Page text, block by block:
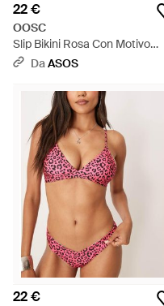
22 €
OOSC
Slip Bikini Rosa Con Motivo
Effetto Fumetti E Taglio A V -
DaASOS
22 €